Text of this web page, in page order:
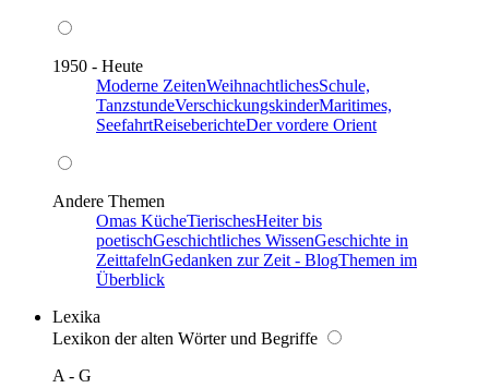
1950 - Heute
Moderne ZeitenWeihnachtlichesSchule,
TanzstundeVerschickungskinderMaritimes,
SeefahrtReiseberichteDer vordere Orient
Andere Themen
Omas KücheTierischesHeiter bis
poetischGeschichtliches WissenGeschichte in
ZeittafelnGedanken zur Zeit - BlogThemen im
Überblick
Lexika
Lexikon der alten Wörter und Begriffe
A - G